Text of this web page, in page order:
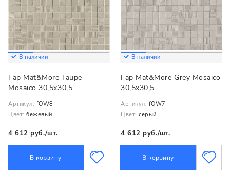
В наличии
Fap Mat&More Taupe
Mosaico 30,5x30,5
Артикул: fOW8
Цвет: бежевый
4 612 руб./шт.
В корзину
В наличии
Fap Mat&More Grey Mosaico
30,5x30,5
Артикул: fOW7
Цвет: серый
4 612 руб./шт.
В корзину